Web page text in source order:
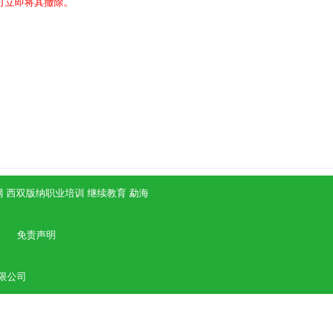
双版纳职业培训 继续教育 勐海
免责声明
公司